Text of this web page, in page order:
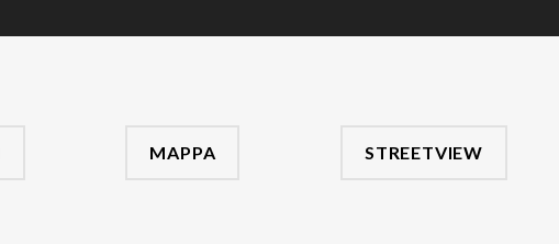
MAPPA STREETVIEW